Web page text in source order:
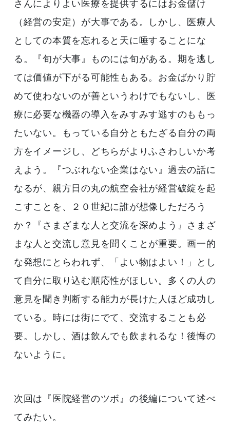
さんによりよい医療を提供するにはお金儲け
（経営の安定）が大事である。しかし、医療人
としての本質を忘れると天に唾することにな
る。『旬が大事』ものには旬がある。期を逃し
ては価値が下がる可能性もある。お金ばかり貯
めて使わないのが善というわけでもないし、医
療に必要な機器の導入をみすみす逃すのももっ
たいない。もっている自分ともたざる自分の両
方をイメージし、どちらがよりふさわしいか考
えよう。『つぶれない企業はない』過去の話に
なるが、親方日の丸の航空会社が経営破綻を起
こすことを、２０世紀に誰が想像しただろう
か？『さまざまな人と交流を深めよう』さまざ
まな人と交流し意見を聞くことが重要。画一的
な発想にとらわれず、「よい物はよい！」とし
て自分に取り込む順応性がほしい。多くの人の
意見を聞き判断する能力が長けた人ほど成功し
ている。時には街にでて、交流することも必
要。しかし、酒は飲んでも飲まれるな！後悔の
ないように。
次回は『医院経営のツボ』の後編について述べ
てみたい。